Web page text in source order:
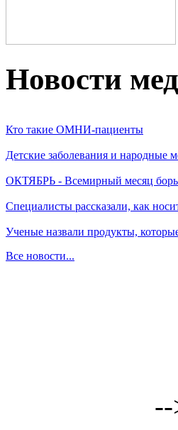
Новости
Кто такие ОМНИ-пациенты
Детские заболевания и народные
ОКТЯБРЬ - Всемирный месяц
Специалисты рассказали, как
Ученые назвали продукты,
Все новости...